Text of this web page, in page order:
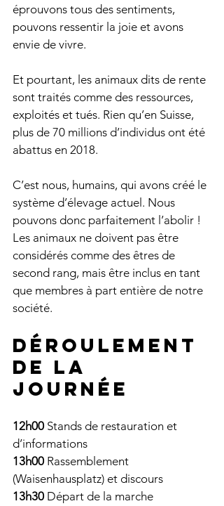
éprouvons tous des sentiments,
pouvons ressentir la joie et avons
envie de vivre.
Et pourtant, les animaux dits de rente
sont traités comme des ressources,
exploités et tués. Rien qu’en Suisse,
plus de 70 millions d’individus ont été
abattus en 2018.
C’est nous, humains, qui avons créé le
système d’élevage actuel. Nous
pouvons donc parfaitement l’abolir !
Les animaux ne doivent pas être
considérés comme des êtres de
second rang, mais être inclus en tant
que membres à part entière de notre
société.
Déroulement
de la
journée
12h00 Stands de restauration et
d’informations
13h00 Rassemblement
(Waisenhausplatz) et discours
13h30 Départ de la marche